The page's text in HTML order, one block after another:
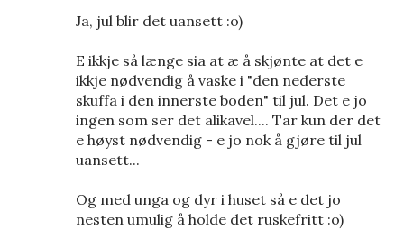
Ja, jul blir det uansett :o)
E ikkje så længe sia at æ å skjønte at det e
ikkje nødvendig å vaske i "den nederste
skuffa i den innerste boden" til jul. Det e jo
ingen som ser det alikavel.... Tar kun der det
e høyst nødvendig - e jo nok å gjøre til jul
uansett...
Og med unga og dyr i huset så e det jo
nesten umulig å holde det ruskefritt :o)